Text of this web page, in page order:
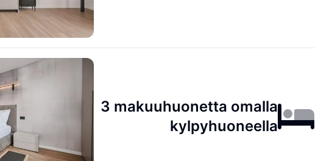
3 makuuhuonetta omalla
kylpyhuoneella